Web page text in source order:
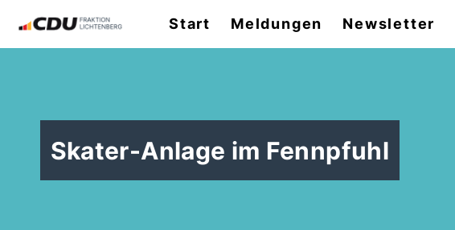
Start Meldungen Newsletter
Skater-Anlage im Fennpfuhl